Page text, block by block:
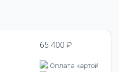
65 400 ₽
Оплата картой